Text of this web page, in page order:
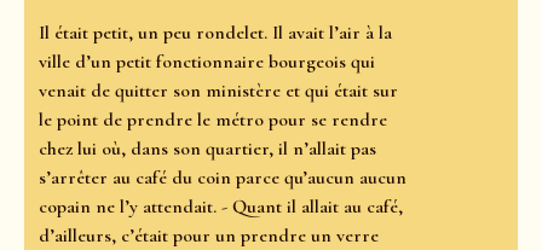
Il était petit, un peu rondelet. Il avait l’air à la
ville d’un petit fonctionnaire bourgeois qui
venait de quitter son ministère et qui était sur
le point de prendre le métro pour se rendre
chez lui où, dans son quartier, il n’allait pas
s’arrêter au café du coin parce qu’aucun aucun
copain ne l’y attendait. - Quant il allait au café,
d’ailleurs, c’était pour un prendre un verre